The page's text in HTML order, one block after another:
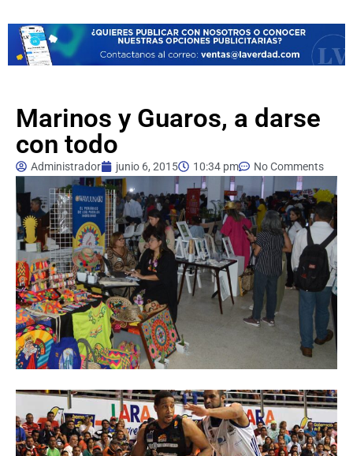
Marinos y Guaros, a darse
con todo
Administrador junio 6, 2015 10:34 pm No Comments